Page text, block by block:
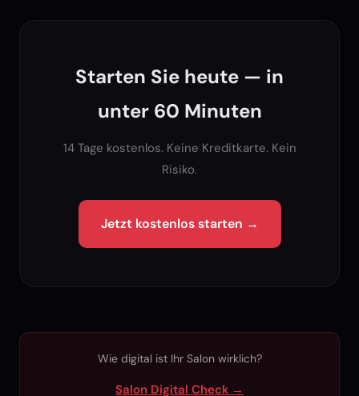
Starten Sie heute — in
unter 60 Minuten
14 Tage kostenlos. Keine Kreditkarte. Kein
Risiko.
Jetzt kostenlos starten →
Wie digital ist Ihr Salon wirklich?
Salon Digital Check →